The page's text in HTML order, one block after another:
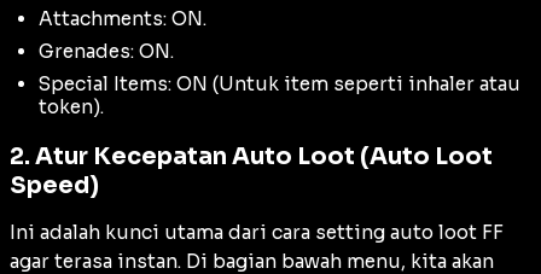
Attachments: ON.
Grenades: ON.
Special Items: ON (Untuk item seperti inhaler atau
token).
2. Atur Kecepatan Auto Loot (Auto Loot
Speed)
Ini adalah kunci utama dari cara setting auto loot FF
agar terasa instan. Di bagian bawah menu, kita akan